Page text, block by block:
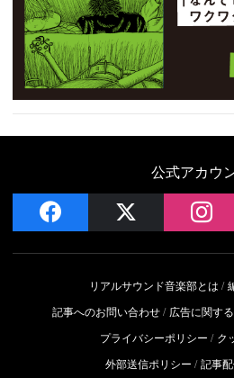
公式アカウ
facebook
リアルサウンド音楽部とは
記事へのお問い合わせ
広告に関す
プライバシーポリシー
ク
外部送信ポリシー
記事